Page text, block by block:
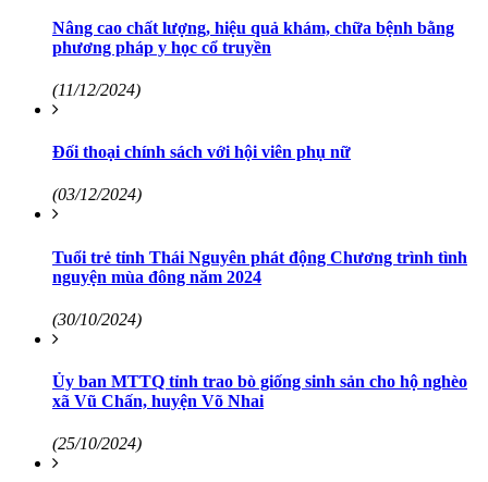
Nâng cao chất lượng, hiệu quả khám, chữa bệnh bằng
phương pháp y học cổ truyền
(11/12/2024)
Đối thoại chính sách với hội viên phụ nữ
(03/12/2024)
Tuổi trẻ tỉnh Thái Nguyên phát động Chương trình tình
nguyện mùa đông năm 2024
(30/10/2024)
Ủy ban MTTQ tỉnh trao bò giống sinh sản cho hộ nghèo
xã Vũ Chấn, huyện Võ Nhai
(25/10/2024)